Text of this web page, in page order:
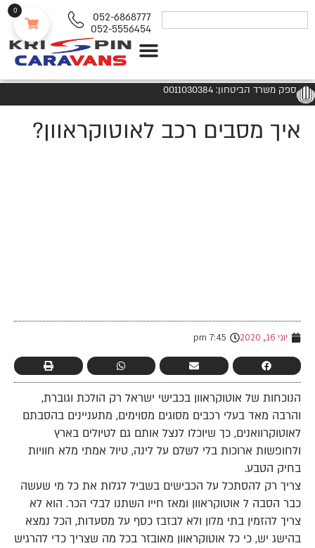
052-6868777
052-5556454
ספק משרד הביטחון: 0011030384
איך מסבים רכב לאוטוקראוון?
יוני 16, 2020 7:45 pm
הנוכחות של אוטוקראוון בכבישי ישראל רק הולכת וגוברת,
והרבה מאד בעלי רכבים מסוגים מסוימים, מתעניינים בהסבתם
לאוטוקרוואנים, כך שיוכלו לנצל אותם גם לטיולים בארץ
ולחופשות ארוכות בלי לשלם על לינה, טיול אמתי מלא חוויות
בחיק הטבע.
צריך רק להסתכל על הכבישים בשביל לגלות את כל מי שעשה
כבר הסבה ל אוטוקראוון ומאז חייו השתנו לבלי הכר. הוא לא
צריך להזמין בתי מלון ולא לבזבז כסף על מסעדות, הכל נמצא
בהישג יש, כי כל אוטוקראוון מאובזר בכל מה שצריך כדי להרגיש
0